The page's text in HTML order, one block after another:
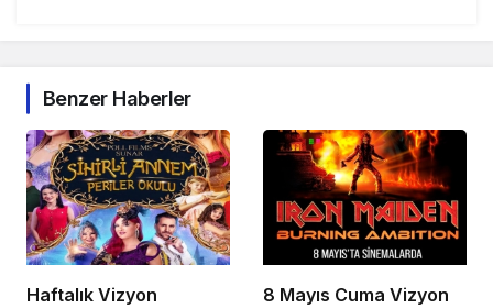
Benzer Haberler
Haftalık Vizyon
8 Mayıs Cuma Vizyon